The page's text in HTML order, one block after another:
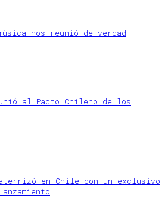
nos reunió de verdad
al Pacto Chileno de los
en Chile con un exclusivo